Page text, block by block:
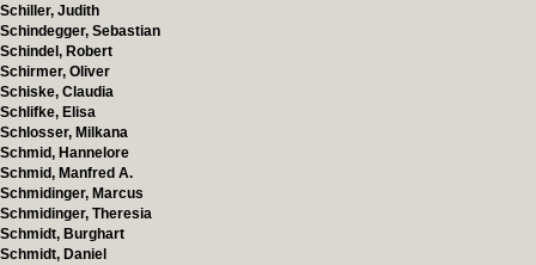
Schiller, Judith
Schindegger, Sebastian
Schindel, Robert
Schirmer, Oliver
Schiske, Claudia
Schlifke, Elisa
Schlosser, Milkana
Schmid, Hannelore
Schmid, Manfred A.
Schmidinger, Marcus
Schmidinger, Theresia
Schmidt, Burghart
Schmidt, Daniel